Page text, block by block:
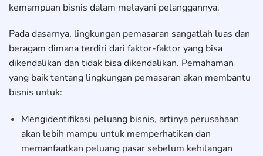
kemampuan bisnis dalam melayani pelanggannya.
Pada dasarnya, lingkungan pemasaran sangatlah luas dan
beragam dimana terdiri dari faktor-faktor yang bisa
dikendalikan dan tidak bisa dikendalikan. Pemahaman
yang baik tentang lingkungan pemasaran akan membantu
bisnis untuk:
Mengidentifikasi peluang bisnis, artinya perusahaan
akan lebih mampu untuk memperhatikan dan
memanfaatkan peluang pasar sebelum kehilangan